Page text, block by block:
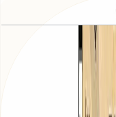
Hayat,